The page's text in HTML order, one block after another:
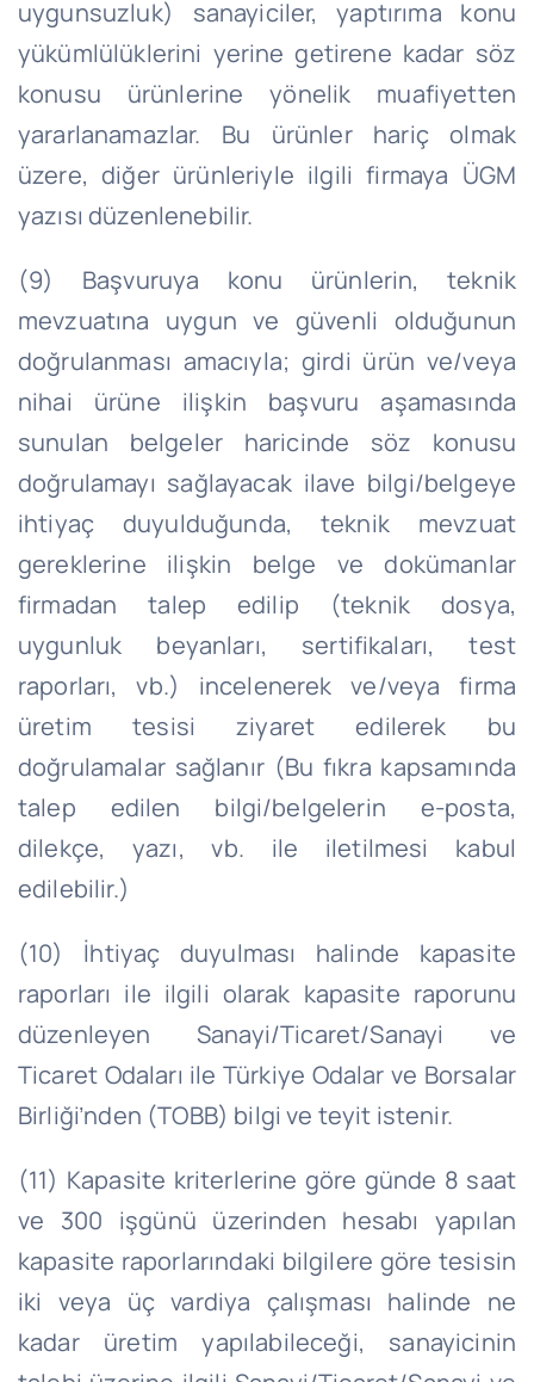
uygunsuzluk) sanayiciler, yaptırıma konu
yükümlülüklerini yerine getirene kadar söz
konusu ürünlerine yönelik muafiyetten
yararlanamazlar. Bu ürünler hariç olmak
üzere, diğer ürünleriyle ilgili firmaya ÜGM
yazısı düzenlenebilir.
(9) Başvuruya konu ürünlerin, teknik
mevzuatına uygun ve güvenli olduğunun
doğrulanması amacıyla; girdi ürün ve/veya
nihai ürüne ilişkin başvuru aşamasında
sunulan belgeler haricinde söz konusu
doğrulamayı sağlayacak ilave bilgi/belgeye
ihtiyaç duyulduğunda, teknik mevzuat
gereklerine ilişkin belge ve dokümanlar
firmadan talep edilip (teknik dosya,
uygunluk beyanları, sertifikaları, test
raporları, vb.) incelenerek ve/veya firma
üretim tesisi ziyaret edilerek bu
doğrulamalar sağlanır (Bu fıkra kapsamında
talep edilen bilgi/belgelerin e-posta,
dilekçe, yazı, vb. ile iletilmesi kabul
edilebilir.)
(10) İhtiyaç duyulması halinde kapasite
raporları ile ilgili olarak kapasite raporunu
düzenleyen Sanayi/Ticaret/Sanayi ve
Ticaret Odaları ile Türkiye Odalar ve Borsalar
Birliği’nden (TOBB) bilgi ve teyit istenir.
(11) Kapasite kriterlerine göre günde 8 saat
ve 300 işgünü üzerinden hesabı yapılan
kapasite raporlarındaki bilgilere göre tesisin
iki veya üç vardiya çalışması halinde ne
kadar üretim yapılabileceği, sanayicinin